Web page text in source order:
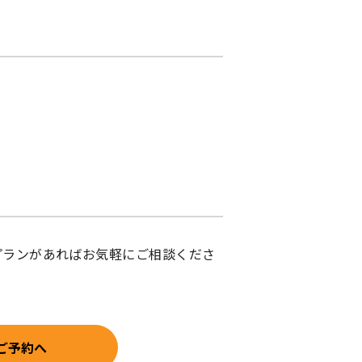
ンがあればお気軽にご相談くださ
予約へ